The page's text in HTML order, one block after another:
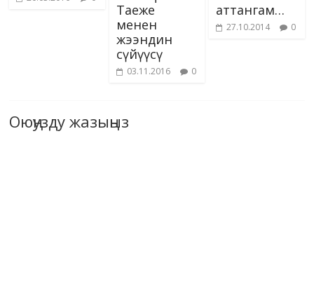
Таеже
менен
жээндин
сүйүүсү
03.11.2016 0
аттангам…
27.10.2014 0
Оюңузду жазыңыз